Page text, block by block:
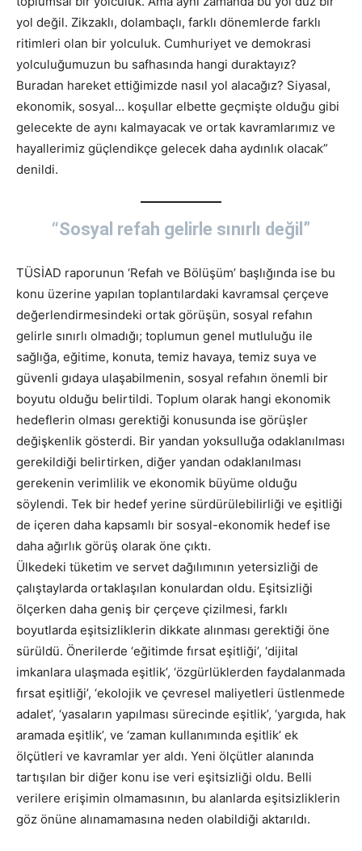
yol değil. Zikzaklı, dolambaçlı, farklı dönemlerde farklı
ritimleri olan bir yolculuk. Cumhuriyet ve demokrasi
yolculuğumuzun bu safhasında hangi duraktayız?
Buradan hareket ettiğimizde nasıl yol alacağız? Siyasal,
ekonomik, sosyal… koşullar elbette geçmişte olduğu gibi
gelecekte de aynı kalmayacak ve ortak kavramlarımız ve
hayallerimiz güçlendikçe gelecek daha aydınlık olacak”
denildi.
“Sosyal refah gelirle sınırlı değil”
TÜSİAD raporunun ‘Refah ve Bölüşüm’ başlığında ise bu
konu üzerine yapılan toplantılardaki kavramsal çerçeve
değerlendirmesindeki ortak görüşün, sosyal refahın
gelirle sınırlı olmadığı; toplumun genel mutluluğu ile
sağlığa, eğitime, konuta, temiz havaya, temiz suya ve
güvenli gıdaya ulaşabilmenin, sosyal refahın önemli bir
boyutu olduğu belirtildi. Toplum olarak hangi ekonomik
hedeflerin olması gerektiği konusunda ise görüşler
değişkenlik gösterdi. Bir yandan yoksulluğa odaklanılması
gerekildiği belirtirken, diğer yandan odaklanılması
gerekenin verimlilik ve ekonomik büyüme olduğu
söylendi. Tek bir hedef yerine sürdürülebilirliği ve eşitliği
de içeren daha kapsamlı bir sosyal-ekonomik hedef ise
daha ağırlık görüş olarak öne çıktı.
Ülkedeki tüketim ve servet dağılımının yetersizliği de
çalıştaylarda ortaklaşılan konulardan oldu. Eşitsizliği
ölçerken daha geniş bir çerçeve çizilmesi, farklı
boyutlarda eşitsizliklerin dikkate alınması gerektiği öne
sürüldü. Önerilerde ‘eğitimde fırsat eşitliği’, ‘dijital
imkanlara ulaşmada eşitlik’, ‘özgürlüklerden faydalanmada
fırsat eşitliği’, ‘ekolojik ve çevresel maliyetleri üstlenmede
adalet’, ‘yasaların yapılması sürecinde eşitlik’, ‘yargıda, hak
aramada eşitlik’, ve ‘zaman kullanımında eşitlik’ ek
ölçütleri ve kavramlar yer aldı. Yeni ölçütler alanında
tartışılan bir diğer konu ise veri eşitsizliği oldu. Belli
verilere erişimin olmamasının, bu alanlarda eşitsizliklerin
göz önüne alınamamasına neden olabildiği aktarıldı.